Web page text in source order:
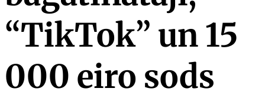
“TikTok” un 15
000 eiro sods